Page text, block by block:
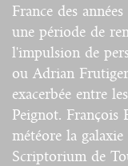
France des
une période de
l'impulsion de
ou Adrian
exacerbée entre
Peignot. François
météore la
Scriptorium de